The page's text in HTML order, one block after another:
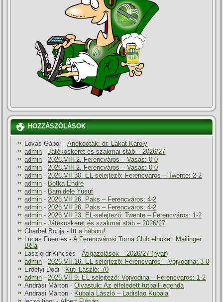
HOZZÁSZÓLÁSOK
Lovas Gábor -Anekdoták: dr. Lakat Károly
admin -Játékoskeret és szakmai stáb – 2026/27
admin - 2026.VIII.2. Ferencváros – Vasas: 0-0
admin - 2026.VIII.2. Ferencváros – Vasas: 0-0
admin - 2026.VII.30. EL-selejtező: Ferencváros – Twente: 2-2
admin - Botka Endre
admin - Bamidele Yusuf
admin - 2026.VII.26. Paks – Ferencváros: 4-2
admin - 2026.VII.26. Paks – Ferencváros: 4-2
admin - 2026.VII.23. EL-selejtező: Twente – Ferencváros: 1-2
admin -Játékoskeret és szakmai stáb – 2026/27
Charbel Bouja - Itt a háboru!
Lucas Fuentes -A Ferencvárosi Torna Club elnökei: Mailinger
Béla
Laszlo dr.Kincses -Átigazolások – 2026/27 (nyár)
admin - 2026.VII.16. EL-selejtező: Ferencváros – Vojvodina: 3-0
Erdélyi Dodi - Kuti László: 70
admin - 2026.VII.9. EL-selejtező: Vojvodina – Ferencváros: 1-2
Andrási Márton -Olvastuk: Az elfeledett futball-legenda
Andrasi Marton - Kubala László – Ladislao Kubala